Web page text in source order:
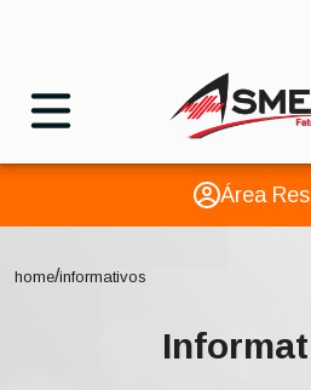
Área
home/informativos